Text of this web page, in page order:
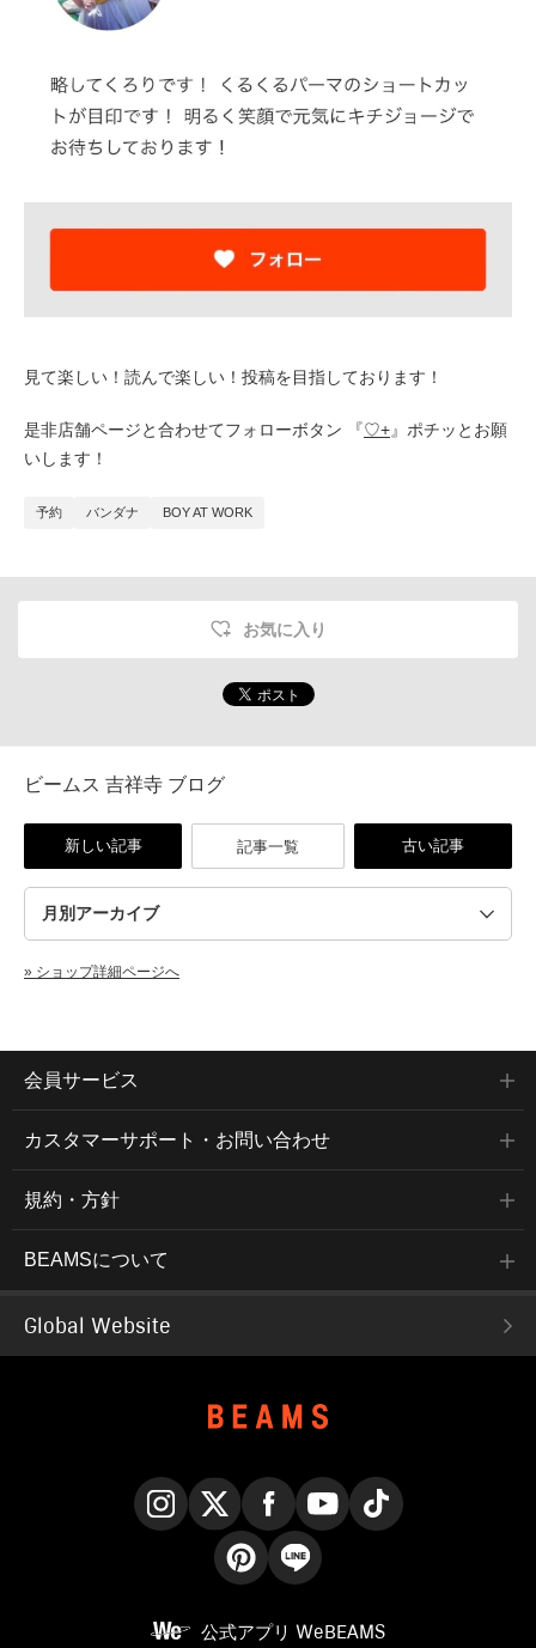
見て楽しい！読んで楽しい！投稿を目指しております！
是非店舗ページと合わせてフォローボタン 『♡+』ポチッとお願
いします！
予約 バンダナ BOY AT WORK
お気に入り
ビームス 吉祥寺 ブログ
新しい記事 記事一覧 古い記事
» ショップ詳細ページへ
会員サービス
カスタマーサポート・お問い合わせ
規約・方針
BEAMSについて
Global Website
公式アプリ WeBEAMS